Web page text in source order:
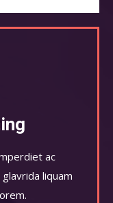
ac
liquam